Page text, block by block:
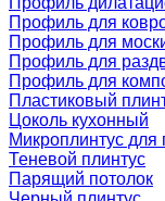
Профиль для
Профиль для
Профиль для
Профиль для
Пластиковый
Цоколь кухонный
Микроплинтус для
Теневой плинтус
Парящий потолок